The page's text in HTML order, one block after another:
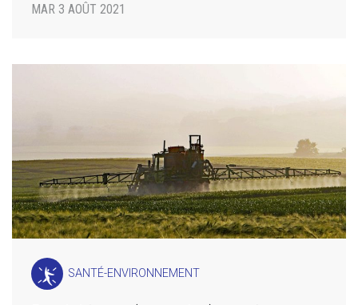
MAR 3 AOÛT 2021
SANTÉ-ENVIRONNEMENT